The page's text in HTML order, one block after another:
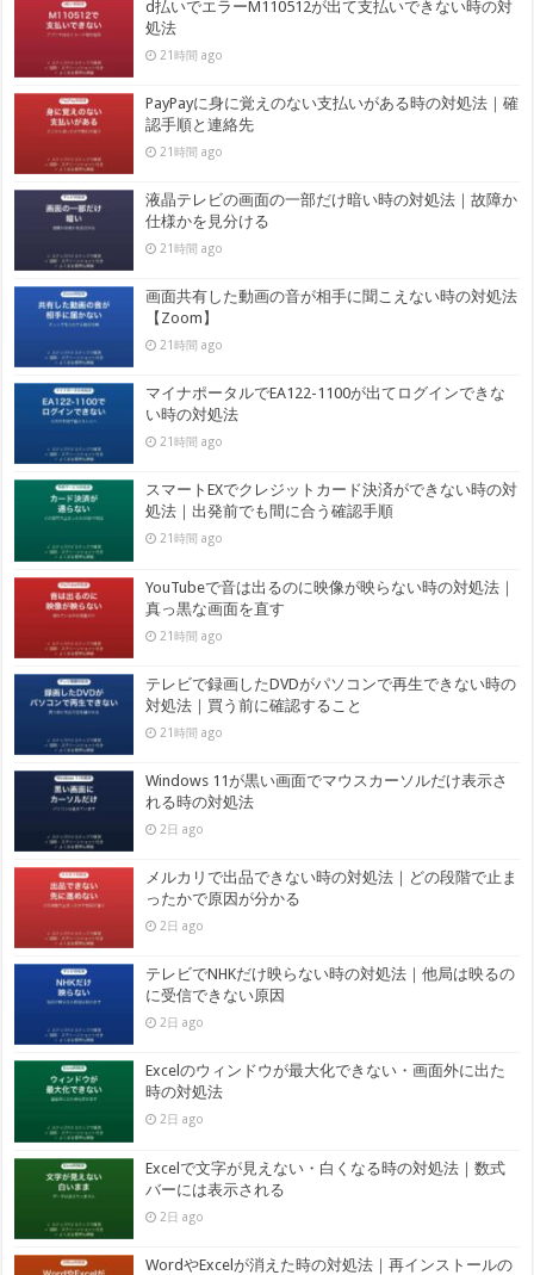
d払いでエラーM110512が出て支払いできない時の対
処法
21時間 ago
PayPayに身に覚えのない支払いがある時の対処法｜確
認手順と連絡先
21時間 ago
液晶テレビの画面の一部だけ暗い時の対処法｜故障か
仕様かを見分ける
21時間 ago
画面共有した動画の音が相手に聞こえない時の対処法
【Zoom】
21時間 ago
マイナポータルでEA122-1100が出てログインできな
い時の対処法
21時間 ago
スマートEXでクレジットカード決済ができない時の対
処法｜出発前でも間に合う確認手順
21時間 ago
YouTubeで音は出るのに映像が映らない時の対処法｜
真っ黒な画面を直す
21時間 ago
テレビで録画したDVDがパソコンで再生できない時の
対処法｜買う前に確認すること
21時間 ago
Windows 11が黒い画面でマウスカーソルだけ表示さ
れる時の対処法
2日 ago
メルカリで出品できない時の対処法｜どの段階で止ま
ったかで原因が分かる
2日 ago
テレビでNHKだけ映らない時の対処法｜他局は映るの
に受信できない原因
2日 ago
Excelのウィンドウが最大化できない・画面外に出た
時の対処法
2日 ago
Excelで文字が見えない・白くなる時の対処法｜数式
バーには表示される
2日 ago
WordやExcelが消えた時の対処法｜再インストールの